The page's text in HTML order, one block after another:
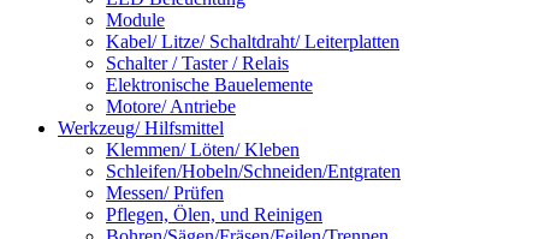
Module
Kabel/ Litze/ Schaltdraht/ Leiterplatten
Schalter / Taster / Relais
Elektronische Bauelemente
Motore/ Antriebe
Werkzeug/ Hilfsmittel
Klemmen/ Löten/ Kleben
Schleifen/Hobeln/Schneiden/Entgraten
Messen/ Prüfen
Pflegen, Ölen, und Reinigen